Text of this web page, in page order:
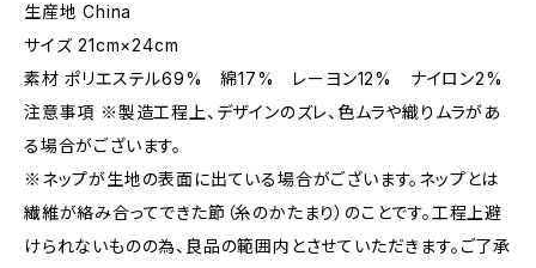
生産地 China
サイズ 21cm×24cm
素材 ポリエステル69% 綿17% レーヨン12% ナイロン2%
注意事項 ※製造工程上、デザインのズレ、色ムラや織りムラがあ
る場合がございます。
※ネップが生地の表面に出ている場合がございます。ネップとは
繊維が絡み合ってできた節（糸のかたまり）のことです。工程上避
けられないものの為、良品の範囲内とさせていただきます。ご了承